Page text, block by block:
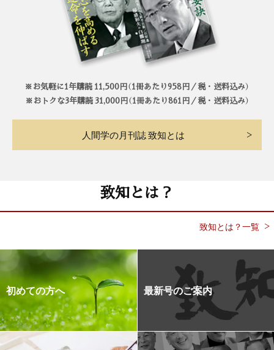
※お気軽に1年購読 11,500円（1冊あたり958円／税・送料込み）
※おトクな3年購読 31,000円（1冊あたり861円／税・送料込み）
人間学の月刊誌 致知とは
致知とは？
致知とは？一覧
初めての方へ 最新号のご案内